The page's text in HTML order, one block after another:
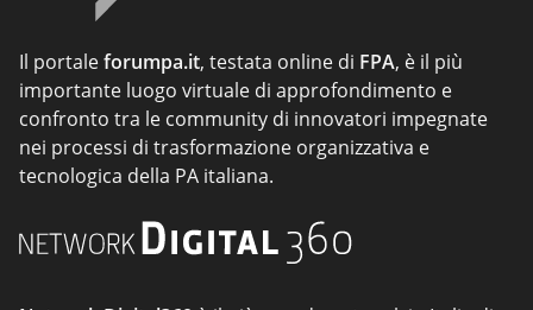
Il portaleforumpa.it, testata online di FPA, è il più
importante luogo virtuale di approfondimento e
confronto tra le community di innovatori impegnate
nei processi di trasformazione organizzativa e
tecnologica della PA italiana.